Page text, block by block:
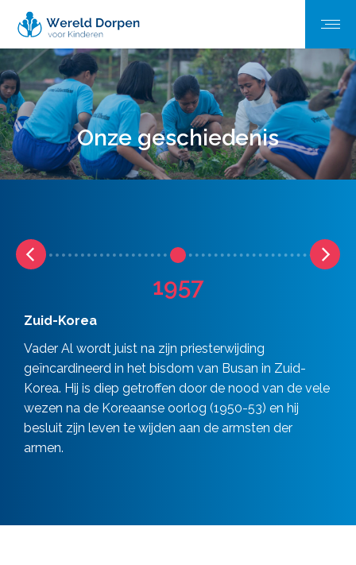
Onze geschiedenis
1957
Zuid-Korea
Vader Al wordt juist na zijn priesterwijding
geïncardineerd in het bisdom van Busan in Zuid-
Korea. Hij is diep getroffen door de nood van de vele
wezen na de Koreaanse oorlog (1950-53) en hij
besluit zijn leven te wijden aan de armsten der
armen.